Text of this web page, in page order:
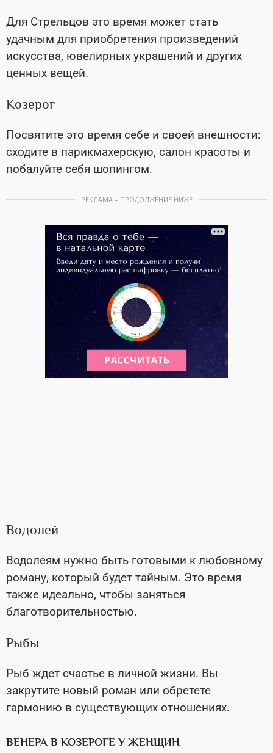
Для Стрельцов это время может стать
удачным для приобретения произведений
искусства, ювелирных украшений и других
ценных вещей.
Козерог
Посвятите это время себе и своей внешности:
сходите в парикмахерскую, салон красоты и
побалуйте себя шопингом.
РЕКЛАМА – ПРОДОЛЖЕНИЕ НИЖЕ
Водолей
Водолеям нужно быть готовыми к любовному
роману, который будет тайным. Это время
также идеально, чтобы заняться
благотворительностью.
Рыбы
Рыб ждет счастье в личной жизни. Вы
закрутите новый роман или обретете
гармонию в существующих отношениях.
ВЕНЕРА В КОЗЕРОГЕ У ЖЕНЩИН